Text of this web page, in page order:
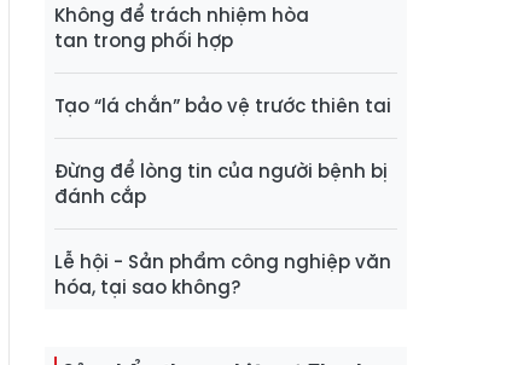
Không để trách nhiệm hòa
tan trong phối hợp
Tạo “lá chắn” bảo vệ trước thiên tai
Đừng để lòng tin của người bệnh bị
đánh cắp
Lễ hội - Sản phẩm công nghiệp văn
hóa, tại sao không?